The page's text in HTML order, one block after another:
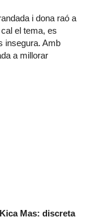
i dona raó a
el tema, es
insegura. Amb
a millorar
Kica Mas: discreta